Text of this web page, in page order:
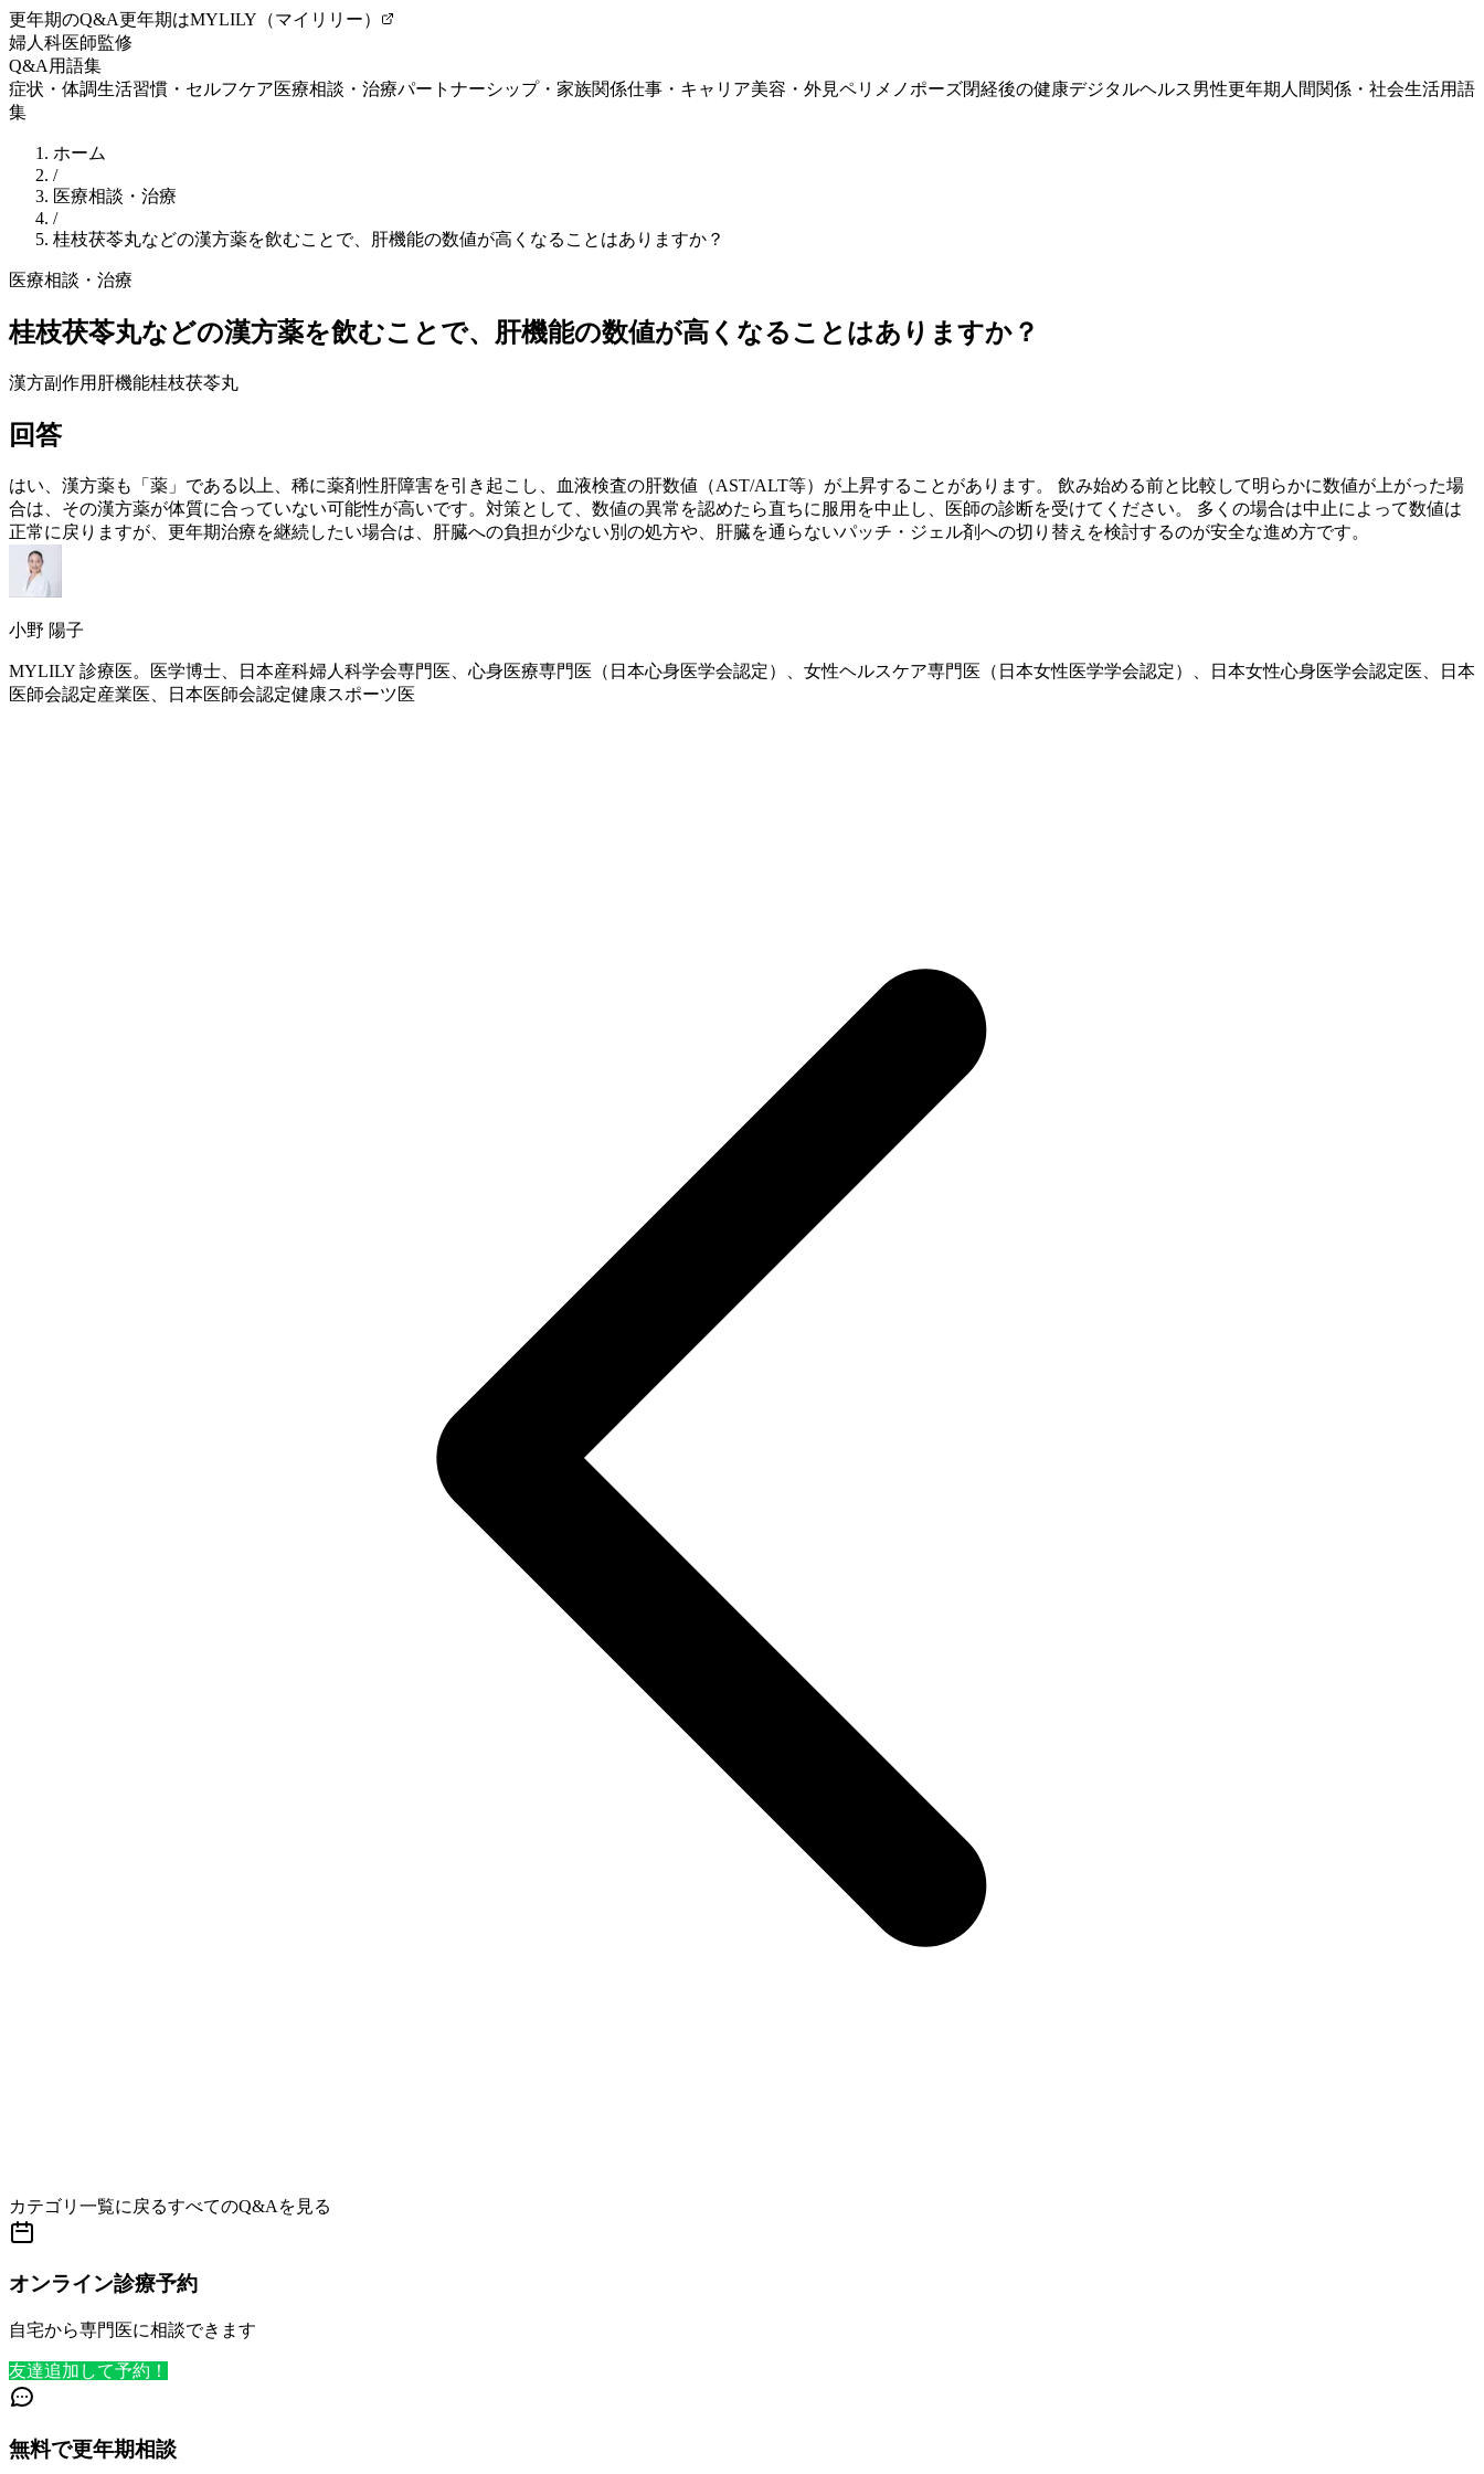
更年期のQ&A更年期はMYLILY（マイリリー）
婦人科医師監修
Q&A 用語集
症状・体調生活習慣・セルフケア医療相談・治療パートナーシップ・家族関係仕事・キャリア美容・外見ペリメノポーズ閉経後の健康デジタルヘルス男性更年期 人間関係・社会生活用語
集
ホーム
/
医療相談・治療
/
桂枝茯苓丸などの漢方薬を飲むことで、肝機能の数値が高くなることはありますか？
医療相談・治療
桂枝茯苓丸などの漢方薬を飲むことで、肝機能の数値が高くなることはありますか？
漢方副作用 肝機能桂枝茯苓丸
回答
はい、漢方薬も「薬」である以上、稀に薬剤性肝障害を引き起こし、血液検査の肝数値（AST/ALT等）が上昇することがあります。 飲み始める前と比較して明らかに数値が上がった場
合は、その漢方薬が体質に合っていない可能性が高いです。対策として、数値の異常を認めたら直ちに服用を中止し、医師の診断を受けてください。 多くの場合は中止によって数値は
正常に戻りますが、 更年期治療を継続したい場合は、肝臓への負担が少ない別の処方や、肝臓を通らないパッチ・ジェル剤への切り替えを検討するのが安全な進め方です。
小野 陽子
MYLILY 診療医。医学博士、日本産科婦人科学会専門医、心身医療専門医（日本心身医学会認定）、女性ヘルスケア専門医（日本女性医学学会認定）、日本女性心身医学会認定医、日本
医師会認定産業医、日本医師会認定健康スポーツ医
カテゴリ一覧に戻るすべてのQ&Aを見る
オンライン診療予約
自宅から専門医に相談できます
友達追加して予約！
無料で更年期相談